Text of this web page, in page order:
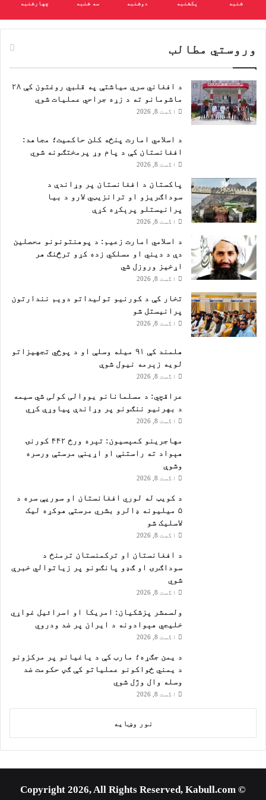
شنبه یکشنبه دوشنبه سه شنبه چهارشنبه
وروستي مطالب
د افغاني سرې میاشتې په قلبي روغتون کې ۲۸
ماشومانو ته د زړه جراحي عملیات شوي
اگست 8, 2026
د اسلامي امارت پنځه کلن حاکمیت؛ مجاهد:
افغانستان کې د پام وړ پرمختګونه شوي
اگست 8, 2026
پاکستان د افغانستان پر وړاندې د
سوداګریزو او ترانزیټي لارو د بیا
پرانیستلو پرېکړه کړې
اگست 8, 2026
د اسلامي امارت زعيم: د پوهنتونونو محصلین
دې د دیني او مسلکي زده کړو ترڅنګ هر
اړخیز وروزل شي
اگست 8, 2026
تخار کې د کورنیو تولیداتو دویم نندارتون
پرانیستل شو
اگست 8, 2026
هلمند کې ۹۱ میله وسلې او د پوځي تجهیزاتو
لویه زېرمه نیول شوې
اگست 8, 2026
عراقچي: د مسلمانانو یووالی کولی شي سیمه
د بهرنیو ننګونو پر وړاندې پیاوړې کړي
اگست 8, 2026
مهاجرينو کمېسیون: تېره ورځ ۴۴۲ کورنۍ
هېواد ته راستنې او اړينې مرستې ورسره
وشوې
اگست 8, 2026
د کویټ له لوري افغانستان او سوریې سره د
۵ میلیونه ډالرو بشري مرستې هوکړه ليک
لاسليک شو
اگست 8, 2026
د افغانستان او ترکمنستان ترمنځ د
سوداګرۍ او ګډو پانګونو پر زیاتوالي خبرې
شوي
اگست 8, 2026
ولسمشر پزشکیان: امریکا او اسرائیل غواړي
خلیجي هېوادونه د ایران پر ضد ودروي
اگست 8, 2026
د یمن جګړه؛ مارب کې د یاغیانو پر مرکزونو
د یمني ځواکونو عملیاتو کې ګڼ حکومت ضد
وسله وال وژل شوي
اگست 8, 2026
نور وښایه
© Copyright 2026, All Rights Reserved, Kabull.com